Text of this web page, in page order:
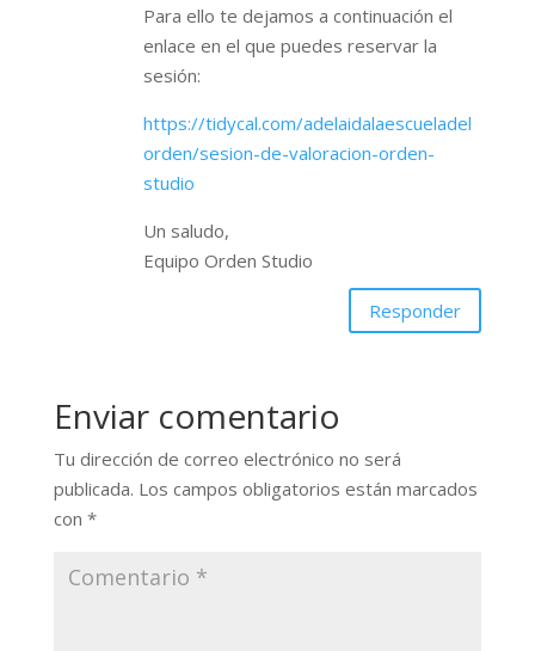
Para ello te dejamos a continuación el
enlace en el que puedes reservar la
sesión:
https://tidycal.com/adelaidalaescueladel
orden/sesion-de-valoracion-orden-
studio
Un saludo,
Equipo Orden Studio
Responder
Enviar comentario
Tu dirección de correo electrónico no será
publicada. Los campos obligatorios están marcados
con *